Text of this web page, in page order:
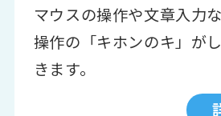
マウスの操作や文章入力
操作の「キホンのキ」が
きます。